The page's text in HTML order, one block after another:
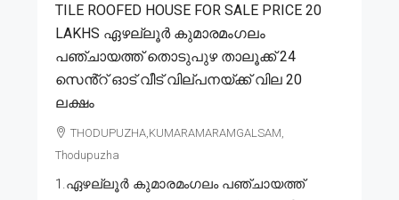
TILE ROOFED HOUSE FOR SALE PRICE 20
LAKHS ഏഴല്ലൂർ കുമാരമംഗലം
പഞ്ചായത്ത് തൊടുപുഴ താലൂക്ക് 24
സെൻ്റ് ഓട് വീട് വില്പനയ്ക്ക് വില 20
ലക്ഷം
THODUPUZHA,KUMARAMARAMGALSAM,
Thodupuzha
1.ഏഴല്ലൂർ കുമാരമംഗലം പഞ്ചായത്ത്